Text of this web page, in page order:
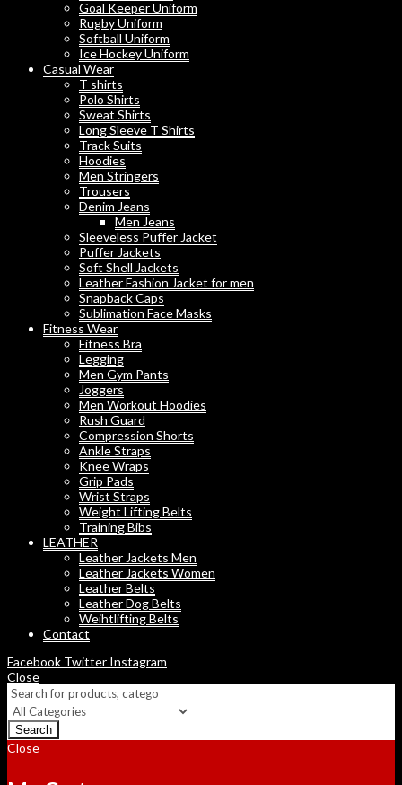
Goal Keeper Uniform
Rugby Uniform
Softball Uniform
Ice Hockey Uniform
Casual Wear
T shirts
Polo Shirts
Sweat Shirts
Long Sleeve T Shirts
Track Suits
Hoodies
Men Stringers
Trousers
Denim Jeans
Men Jeans
Sleeveless Puffer Jacket
Puffer Jackets
Soft Shell Jackets
Leather Fashion Jacket for men
Snapback Caps
Sublimation Face Masks
Fitness Wear
Fitness Bra
Legging
Men Gym Pants
Joggers
Men Workout Hoodies
Rush Guard
Compression Shorts
Ankle Straps
Knee Wraps
Grip Pads
Wrist Straps
Weight Lifting Belts
Training Bibs
LEATHER
Leather Jackets Men
Leather Jackets Women
Leather Belts
Leather Dog Belts
Weihtlifting Belts
Contact
Facebook Twitter Instagram
Close
Search
Close